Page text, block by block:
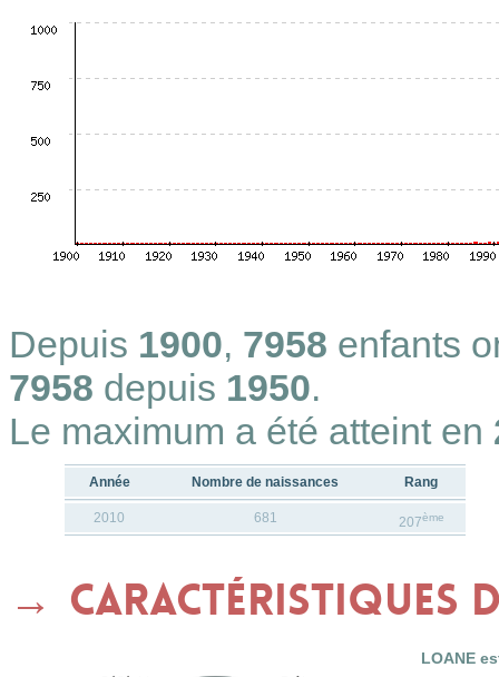
Depuis 1900, 7958 enfants
7958 depuis 1950.
Le maximum a été atteint en
Année Nombre de naissances Rang
2010 681 207ème
Caractéristiques
LOANE